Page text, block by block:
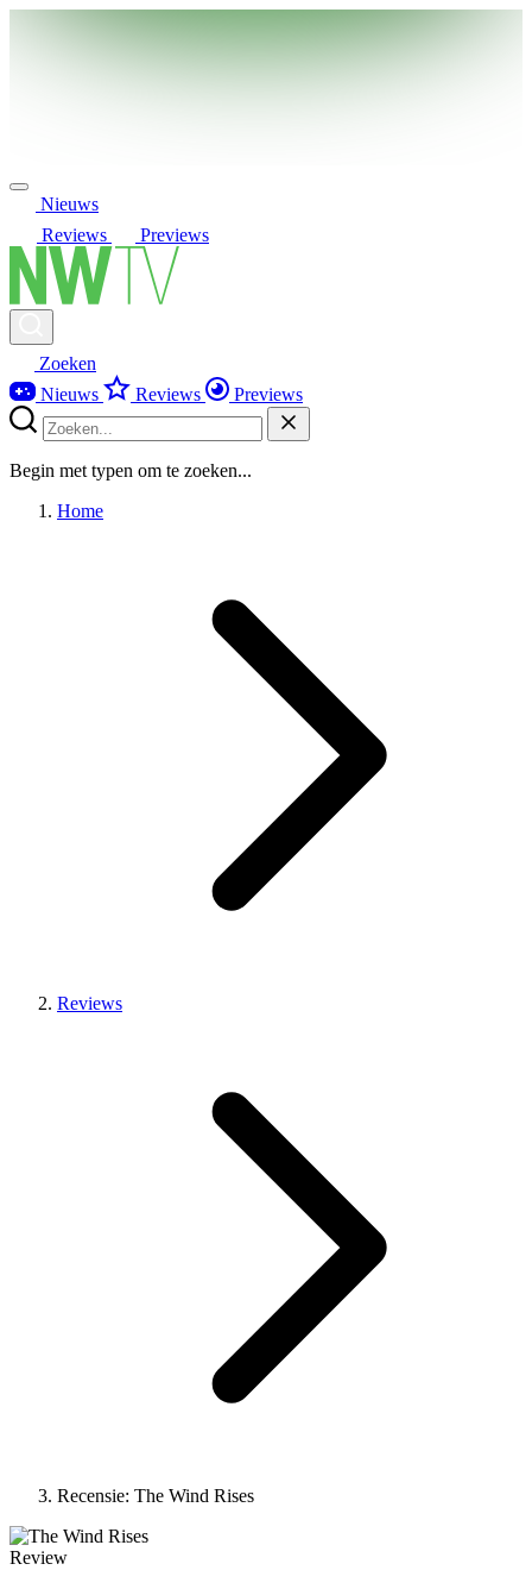
Nieuws
Reviews
Previews
Zoeken
Nieuws
Reviews Previews
Begin met typen om te zoeken...
Home
Reviews
Recensie: The Wind Rises
Review